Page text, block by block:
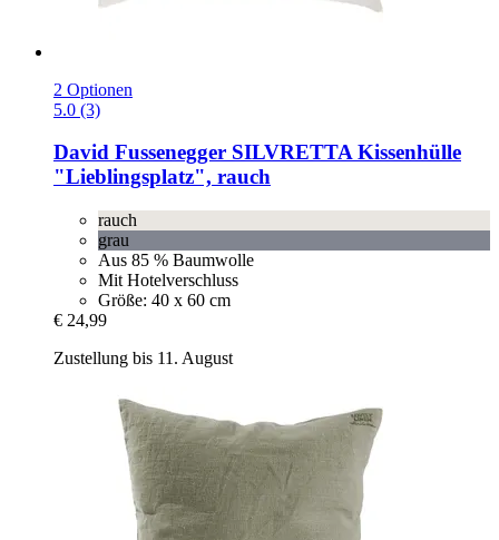
2 Optionen
5.0 (3)
David Fussenegger SILVRETTA Kissenhülle
"Lieblingsplatz", rauch
rauch
grau
Aus 85 % Baumwolle
Mit Hotelverschluss
Größe: 40 x 60 cm
€ 24,99
Zustellung bis 11. August